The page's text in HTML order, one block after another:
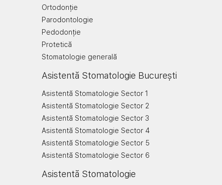
Ortodonție
Parodontologie
Pedodonție
Protetică
Stomatologie generală
Asistentă Stomatologie București
Asistentă Stomatologie Sector 1
Asistentă Stomatologie Sector 2
Asistentă Stomatologie Sector 3
Asistentă Stomatologie Sector 4
Asistentă Stomatologie Sector 5
Asistentă Stomatologie Sector 6
Asistentă Stomatologie